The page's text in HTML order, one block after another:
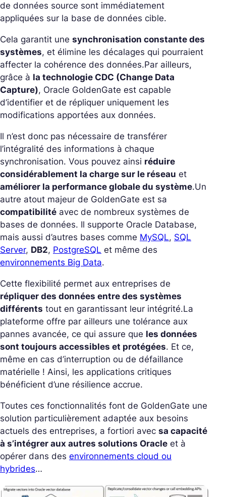
de données source sont immédiatement
appliquées sur la base de données cible.
Cela garantit une synchronisation constante des
systèmes, et élimine les décalages qui pourraient
affecter la cohérence des données.Par ailleurs,
grâce à la technologie CDC (Change Data
Capture), Oracle GoldenGate est capable
d’identifier et de répliquer uniquement les
modifications apportées aux données.
Il n’est donc pas nécessaire de transférer
l’intégralité des informations à chaque
synchronisation. Vous pouvez ainsi réduire
considérablement la charge sur le réseau et
améliorer la performance globale du système.Un
autre atout majeur de GoldenGate est sa
compatibilité avec de nombreux systèmes de
bases de données. Il supporte Oracle Database,
mais aussi d’autres bases comme MySQL, SQL
Server, DB2, PostgreSQL et même des
environnements Big Data.
Cette flexibilité permet aux entreprises de
répliquer des données entre des systèmes
différents tout en garantissant leur intégrité.La
plateforme offre par ailleurs une tolérance aux
pannes avancée, ce qui assure que les données
sont toujours accessibles et protégées. Et ce,
même en cas d’interruption ou de défaillance
matérielle ! Ainsi, les applications critiques
bénéficient d’une résilience accrue.
Toutes ces fonctionnalités font de GoldenGate une
solution particulièrement adaptée aux besoins
actuels des entreprises, a fortiori avec sa capacité
à s’intégrer aux autres solutions Oracle et à
opérer dans des environnements cloud ou
hybrides…